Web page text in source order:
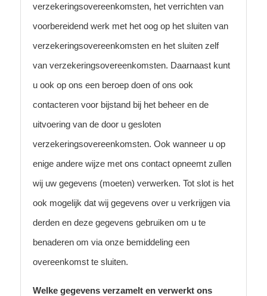
verzekeringsovereenkomsten, het verrichten van
voorbereidend werk met het oog op het sluiten van
verzekeringsovereenkomsten en het sluiten zelf
van verzekeringsovereenkomsten. Daarnaast kunt
u ook op ons een beroep doen of ons ook
contacteren voor bijstand bij het beheer en de
uitvoering van de door u gesloten
verzekeringsovereenkomsten. Ook wanneer u op
enige andere wijze met ons contact opneemt zullen
wij uw gegevens (moeten) verwerken. Tot slot is het
ook mogelijk dat wij gegevens over u verkrijgen via
derden en deze gegevens gebruiken om u te
benaderen om via onze bemiddeling een
overeenkomst te sluiten.
Welke gegevens verzamelt en verwerkt ons